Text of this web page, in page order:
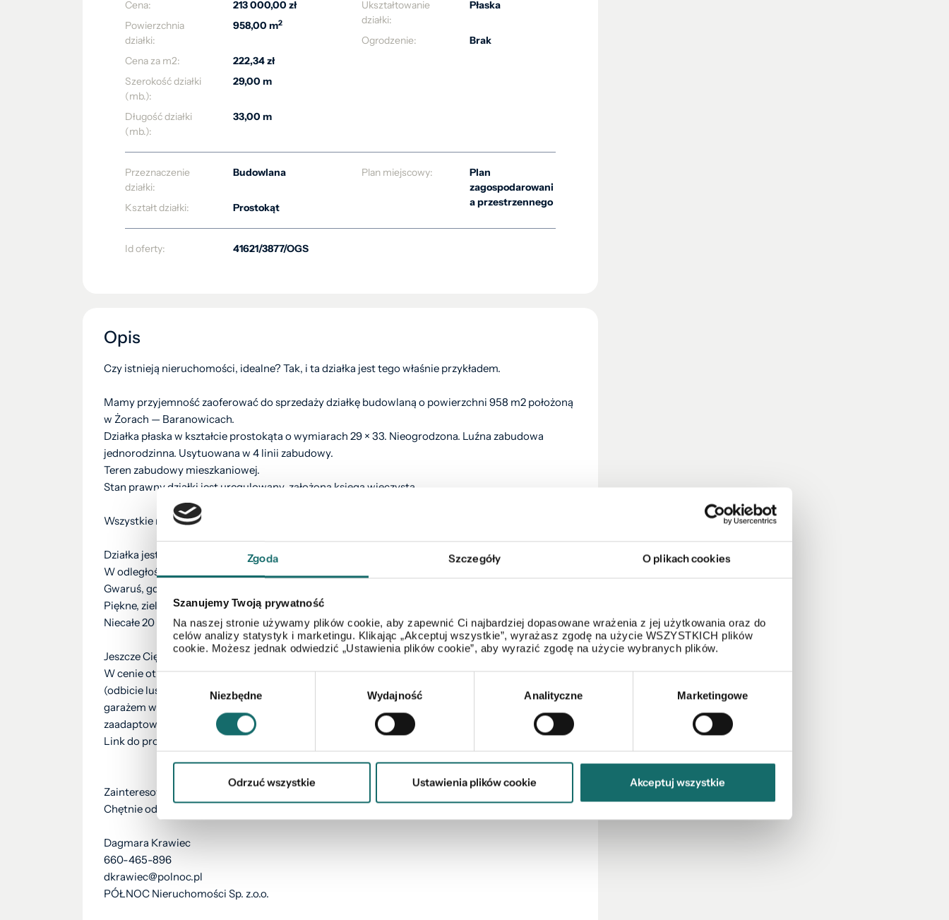
Zgoda Szczegóły O plikach cookies
Szanujemy Twoją prywatność
Na naszej stronie używamy plików cookie, aby zapewnić Ci najbardziej dopasowane wrażenia z jej użytkowania oraz do
celów analizy statystyk i marketingu. Klikając „Akceptuj wszystkie”, wyrażasz zgodę na użycie WSZYSTKICH plików
cookie. Możesz jednak odwiedzić „Ustawienia plików cookie”, aby wyrazić zgodę na użycie wybranych plików.
zgody
Niezbędne Wydajność Analityczne Marketingowe
Odrzuć wszystkie Ustawienia plików cookie Akceptuj wszystkie
Cena:
213 000,00 zł
Powierzchnia
działki:
958,00 m2
Cena za m2:
222,34 zł
Szerokość działki
(mb.):
29,00 m
Długość działki
(mb.):
33,00 m
Ukształtowanie
działki:
Płaska
Ogrodzenie: Brak
Przeznaczenie
działki:
Budowlana
Kształt działki: Prostokąt
Plan miejscowy:
Plan
zagospodarowani
a przestrzennego
Id oferty: 41621/3877/OGS
Opis
Czy istnieją nieruchomości, idealne? Tak, i ta działka jest tego właśnie przykładem.
Mamy przyjemność zaoferować do sprzedaży działkę budowlaną o powierzchni 958 m2 położoną
w Żorach — Baranowicach.
Działka płaska w kształcie prostokąta o wymiarach 29 × 33. Nieogrodzona. Luźna zabudowa
jednorodzinna. Usytuowana w 4 linii zabudowy.
Teren zabudowy mieszkaniowej.
Stan prawny działki jest uregulowany, założona księga wieczysta.
Wszystkie media dostępne na działce.
Działka jest bardzo dobrze skomunikowana z miastem — do centrum ok. 7 min.
W odległości ok. 5 km znajdziemy przedszkole, szkołę, restaurację oraz ośrodek rekreacyjny
Gwaruś, gdzie i duży i mały znajdzie coś dla siebie :)
Piękne, zielone tereny zachęcają do pieszych oraz rowerowych wycieczek.
Niecałe 20 min i jesteśmy w Dream Parku Ochaby lub w Zagrodzie żubrów.
Jeszcze Cię to nie przekonało?
W cenie otrzymujesz projekt nowoczesnego domu z płaskim dachem — projekt Oliwnik 2L
(odbicie lustrzane), wentylacja mechaniczna z rekuperacją, powierzchnia użytkowa domu wraz z
garażem wynosi 157,12 m2. Wydano pozwolenie na budowę w listopadzie 2021 r., projekt
zaadaptowany na działkę, pozostało już tylko się budować.
Link do projektu: https://www.kbprojekt.pl/1823/oliwnik-2
Zainteresowała Cię ta oferta? Nie zwlekaj. Zadzwoń lub napisz do mnie już teraz.
Chętnie odpowiem na dodatkowe pytania oraz spotkam się z Tobą na bezpłatnej prezentacji.
Dagmara Krawiec
660-465-896
dkrawiec@polnoc.pl
PÓŁNOC Nieruchomości Sp. z.o.o.